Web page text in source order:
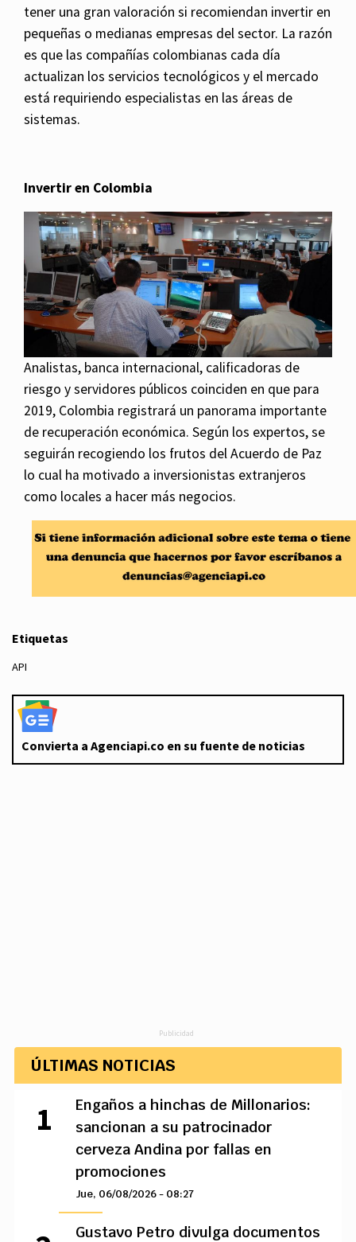
tener una gran valoración si recomiendan invertir en
pequeñas o medianas empresas del sector. La razón
es que las compañías colombianas cada día
actualizan los servicios tecnológicos y el mercado
está requiriendo especialistas en las áreas de
sistemas.
Invertir en Colombia
Analistas, banca internacional, calificadoras de
riesgo y servidores públicos coinciden en que para
2019, Colombia registrará un panorama importante
de recuperación económica. Según los expertos, se
seguirán recogiendo los frutos del Acuerdo de Paz
lo cual ha motivado a inversionistas extranjeros
como locales a hacer más negocios.
Etiquetas
API
Convierta a Agenciapi.co en su fuente de noticias
Publicidad
ÚLTIMAS NOTICIAS
Engaños a hinchas de Millonarios:
sancionan a su patrocinador
cerveza Andina por fallas en
promociones
Jue, 06/08/2026 - 08:27
Gustavo Petro divulga documentos